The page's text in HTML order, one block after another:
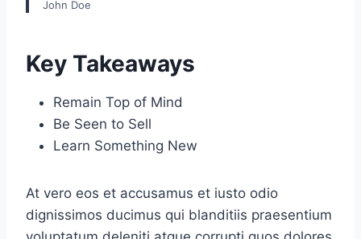
John Doe
Key Takeaways
Remain Top of Mind
Be Seen to Sell
Learn Something New
At vero eos et accusamus et iusto odio
dignissimos ducimus qui blanditiis praesentium